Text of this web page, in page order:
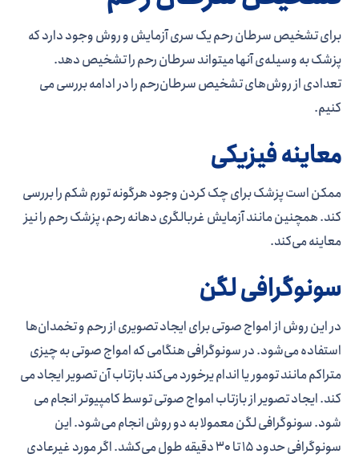
برای تشخیص سرطان رحم یک سری آزمایش و روش وجود دارد که
پزشک به وسیله­‌ی آن­ها می­تواند سرطان رحم را تشخیص دهد.
تعدادی از روش­‌های تشخیص سرطان‌رحم را در ادامه بررسی می­‌
کنیم.
معاینه فیزیکی
ممکن است پزشک برای چک کردن وجود هرگونه تورم شکم را بررسی
کند. همچنین مانند آزمایش غربالگری دهانه رحم، پزشک رحم را نیز
معاینه می­‌کند.
سونوگرافی لگن
در این روش از امواج صوتی برای ایجاد تصویری از رحم و تخمدان‌­ها
استفاده می­‌شود. در سونوگرافی هنگامی که امواج صوتی به چیزی
متراکم مانند تومور یا اندام یرخورد می­‌کند بازتاب آن تصویر ایجاد می­‌
کند. ایجاد تصویر از بازتاب امواج صوتی توسط کامپیوتر انجام می­‌
شود. سونوگرافی لگن معمولا به دو روش انجام می‌­شود. این
سونوگرافی حدود 15 تا 30 دقیقه طول می‌­کشد. اگر مورد غیرعادی